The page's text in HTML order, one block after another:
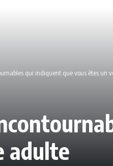
qui indiquent que vous êtes un
adulte